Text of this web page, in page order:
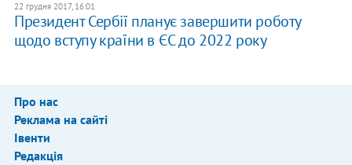
22 грудня 2017, 16:01
Президент Сербії планує завершити роботу
щодо вступу країни в ЄС до 2022 року
Про нас
Реклама на сайті
Івенти
Редакція